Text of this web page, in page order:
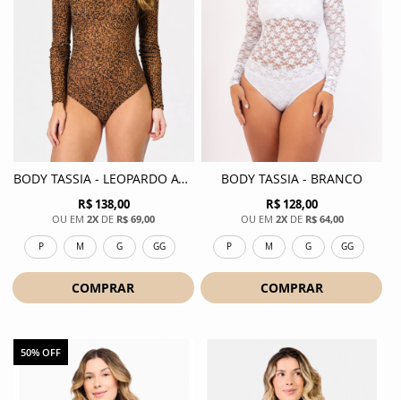
BODY TASSIA - LEOPARDO AVELA
R$ 138,00
2X DE R$ 69,00
P M G GG
COMPRAR
BODY TASSIA - BRANCO
R$ 128,00
2XDE R$ 64,00
P M G GG
COMPRAR
50% OFF